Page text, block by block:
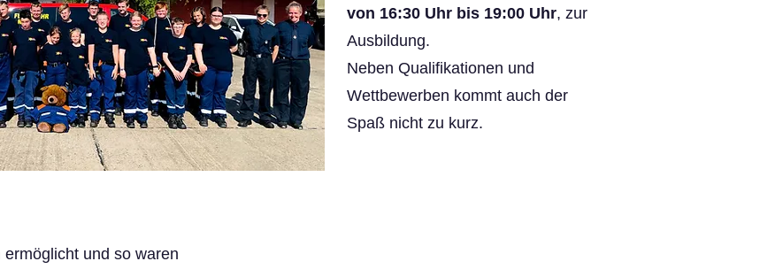
von 16:30 Uhr bis 19:00 Uhr, zur
Ausbildung.
Neben Qualifikationen und
Wettbewerben kommt auch der
Spaß nicht zu kurz.
und so waren